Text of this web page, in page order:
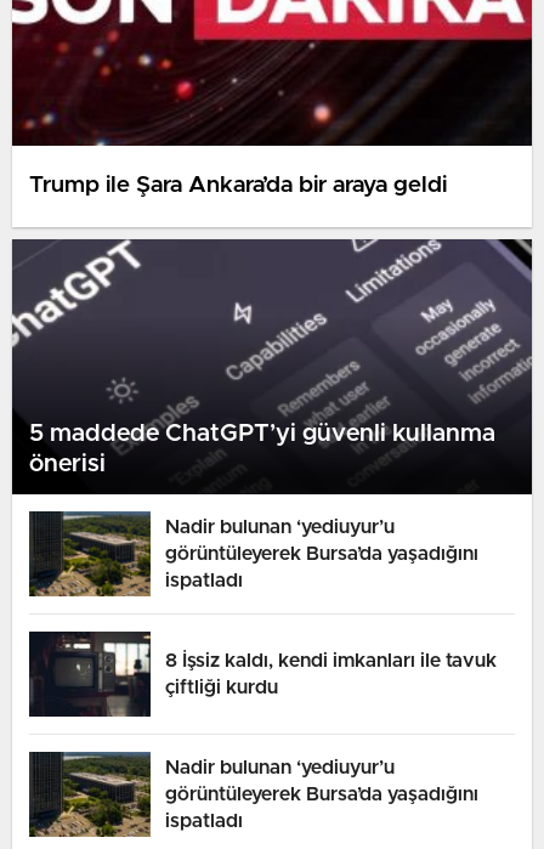
Trump ile Şara Ankara’da bir araya geldi
5 maddede ChatGPT’yi güvenli kullanma
önerisi
Nadir bulunan ‘yediuyur’u
görüntüleyerek Bursa’da yaşadığını
ispatladı
8 İşsiz kaldı, kendi imkanları ile tavuk
çiftliği kurdu
Nadir bulunan ‘yediuyur’u
görüntüleyerek Bursa’da yaşadığını
ispatladı